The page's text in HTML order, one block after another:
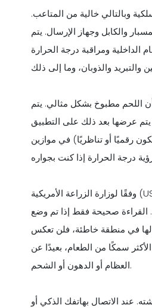
وبالتالي خالية من المتاعب.
والكابل وجهاز الإرسال. يتم
ومراقبة درجة الحرارة
والتبريد والذوبان، وما إلى ذلك
اللحم مطبوخ بشكل مثالي. يتم
يتم عرضها بعد ذلك على التطبيق
رقميًا أو تناظريًا) في موازين
وفقًا لوزارة الزراعة الأمريكية (USDA)، قبل استخدام مقياس حرارة الطعام، من المهم قراءة تعليمات الشركة المصنعة. قد يكون
القراءة صحيحة فقط إذا تم وضع
في منطقة خاطئة، فلن تعكس
سمكًا من الطعام، بعيدًا عن
العظام أو الدهون أو الشحم.
عند الاتصال بهاتفك الذكي أو